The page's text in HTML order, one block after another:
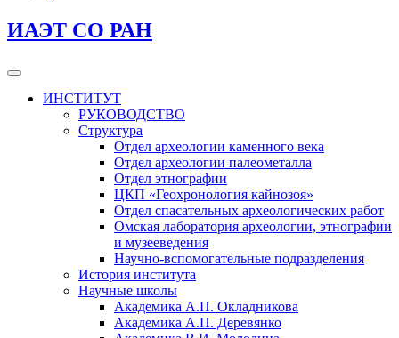
ИАЭТ СО РАН
ИНСТИТУТ
РУКОВОДСТВО
Структура
Отдел археологии каменного века
Отдел археологии палеометалла
Отдел этнографии
ЦКП «Геохронология кайнозоя»
Отдел спасательных археологических работ
Омская лаборатория археологии, этнографии
и музееведения
Научно-вспомогательные подразделения
История института
Научные школы
Академика А.П. Окладникова
Академика А.П. Деревянко